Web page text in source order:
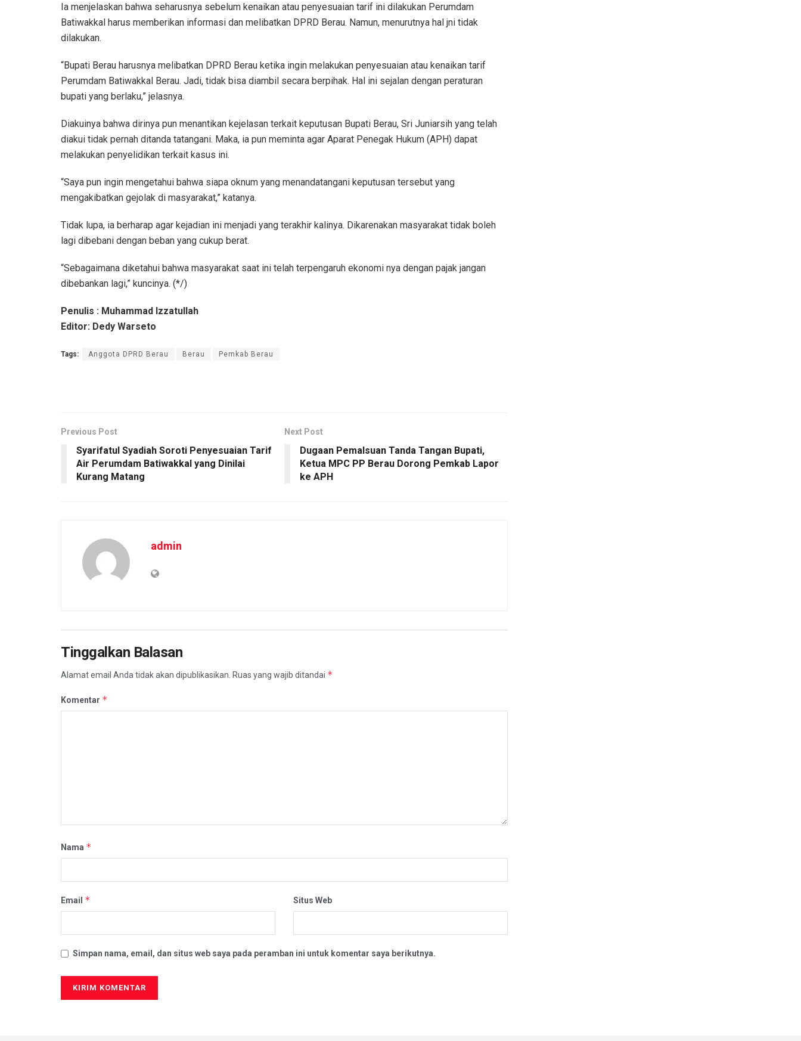
Ia menjelaskan bahwa seharusnya sebelum kenaikan atau penyesuaian tarif ini dilakukan Perumdam
Batiwakkal harus memberikan informasi dan melibatkan DPRD Berau. Namun, menurutnya hal jni tidak
dilakukan.
“Bupati Berau harusnya melibatkan DPRD Berau ketika ingin melakukan penyesuaian atau kenaikan tarif
Perumdam Batiwakkal Berau. Jadi, tidak bisa diambil secara berpihak. Hal ini sejalan dengan peraturan
bupati yang berlaku,” jelasnya.
Diakuinya bahwa dirinya pun menantikan kejelasan terkait keputusan Bupati Berau, Sri Juniarsih yang telah
diakui tidak pernah ditanda tatangani. Maka, ia pun meminta agar Aparat Penegak Hukum (APH) dapat
melakukan penyelidikan terkait kasus ini.
“Saya pun ingin mengetahui bahwa siapa oknum yang menandatangani keputusan tersebut yang
mengakibatkan gejolak di masyarakat,” katanya.
Tidak lupa, ia berharap agar kejadian ini menjadi yang terakhir kalinya. Dikarenakan masyarakat tidak boleh
lagi dibebani dengan beban yang cukup berat.
“Sebagaimana diketahui bahwa masyarakat saat ini telah terpengaruh ekonomi nya dengan pajak jangan
dibebankan lagi,” kuncinya. (*/)
Penulis : Muhammad Izzatullah
Editor: Dedy Warseto
Tags: Anggota DPRD Berau Berau Pemkab Berau
Previous Post
Syarifatul Syadiah Soroti Penyesuaian Tarif
Air Perumdam Batiwakkal yang Dinilai
Kurang Matang
Next Post
Dugaan Pemalsuan Tanda Tangan Bupati,
Ketua MPC PP Berau Dorong Pemkab Lapor
ke APH
admin
Tinggalkan Balasan
Alamat email Anda tidak akan dipublikasikan. Ruas yang wajib ditandai *
Komentar *
Nama *
Email * Situs Web
Simpan nama, email, dan situs web saya pada peramban ini untuk komentar saya berikutnya.